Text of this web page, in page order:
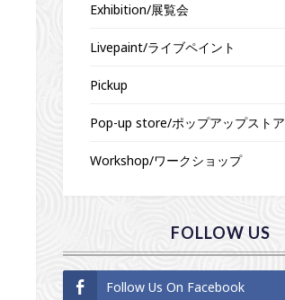
Exhibition/展覧会
Livepaint/ライブペイント
Pickup
Pop-up store/ポップアップストア
Workshop/ワークショップ
FOLLOW US
Follow Us On Facebook